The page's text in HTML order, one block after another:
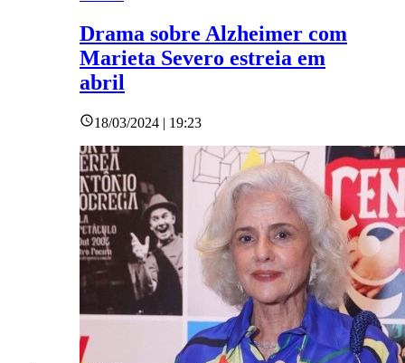
Drama sobre Alzheimer com
Marieta Severo estreia em
abril
18/03/2024 | 19:23